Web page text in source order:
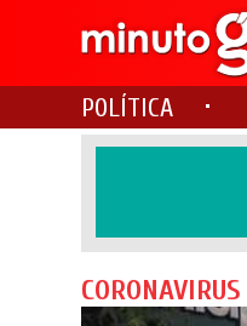
POLÍTICA
CORONAVIRUS